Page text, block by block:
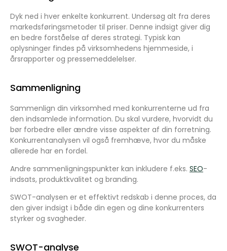
Dyk ned i hver enkelte konkurrent. Undersøg alt fra deres
markedsføringsmetoder til priser. Denne indsigt giver dig
en bedre forståelse af deres strategi. Typisk kan
oplysninger findes på virksomhedens hjemmeside, i
årsrapporter og pressemeddelelser.
Sammenligning
Sammenlign din virksomhed med konkurrenterne ud fra
den indsamlede information. Du skal vurdere, hvorvidt du
bør forbedre eller ændre visse aspekter af din forretning.
Konkurrentanalysen vil også fremhæve, hvor du måske
allerede har en fordel.
Andre sammenligningspunkter kan inkludere f.eks. SEO-
indsats, produktkvalitet og branding.
SWOT-analysen er et effektivt redskab i denne proces, da
den giver indsigt i både din egen og dine konkurrenters
styrker og svagheder.
SWOT-analyse